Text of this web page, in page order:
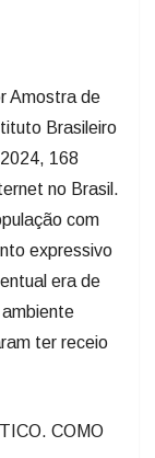
Amostra de
Brasileiro
168
no Brasil.
com
expressivo
era de
ter receio
COMO